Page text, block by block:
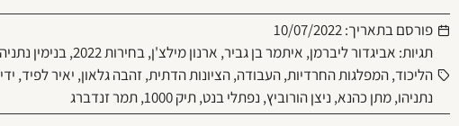
פורסם בתאריך:10/07/2022
תגיות: אביגדור ליברמן, איתמר בן גביר, ארנון מילצ'ן,בחירות 2022 ,בנימין
הליכוד,המפלגות החרדיות,העבודה,הציונות הדתית,זהבה גלאון, יאיר לפיד,
נתניהו,מתן כהנא, ניצן הורוביץ, נפתלי בנט,תיק 1000 ,תמר זנדברג